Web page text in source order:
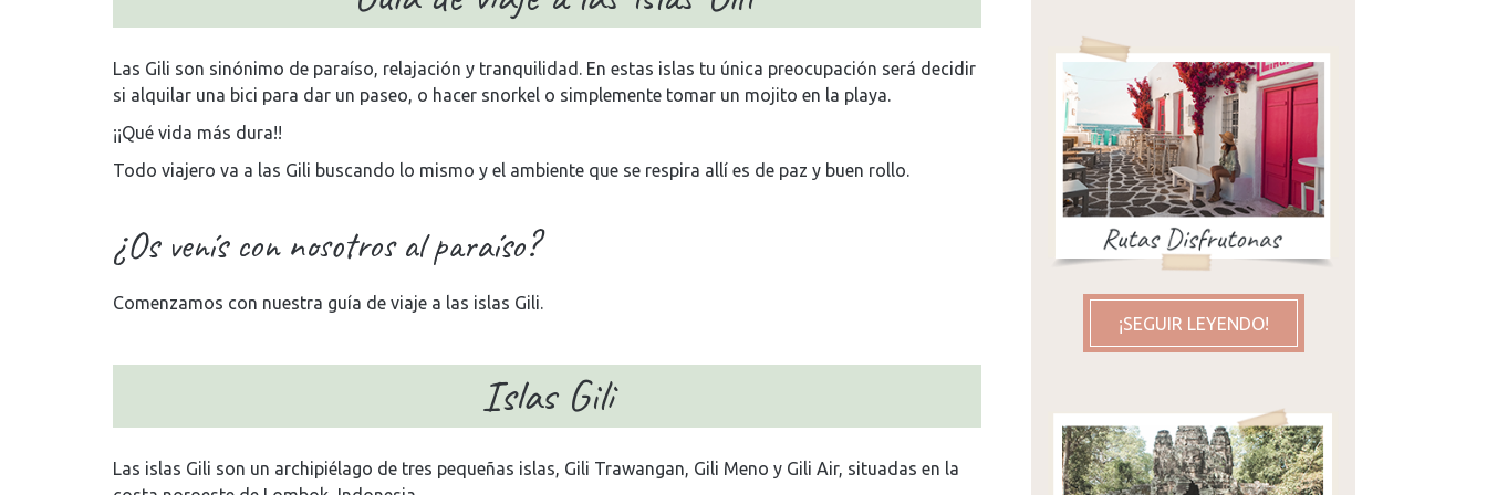
Las Gili son sinónimo de paraíso, relajación y tranquilidad. En estas islas tu única preocupación será decidir
si alquilar una bici para dar un paseo, o hacer snorkel o simplemente tomar un mojito en la playa.
¡¡Qué vida más dura!!
Todo viajero va a las Gili buscando lo mismo y el ambiente que se respira allí es de paz y buen rollo.
¿Os venís con nosotros al paraíso?
Comenzamos con nuestra guía de viaje a las islas Gili.
Islas Gili
Las islas Gili son un archipiélago de tres pequeñas islas, Gili Trawangan, Gili Meno y Gili Air, situadas en la
¡SEGUIR LEYENDO!